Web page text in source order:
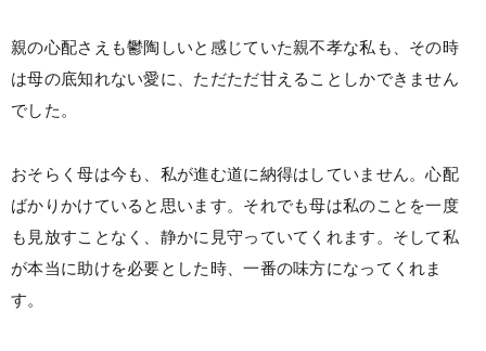
親の心配さえも鬱陶しいと感じていた親不孝な私も、その時
は母の底知れない愛に、ただただ甘えることしかできません
でした。
おそらく母は今も、私が進む道に納得はしていません。心配
ばかりかけていると思います。それでも母は私のことを一度
も見放すことなく、静かに見守っていてくれます。そして私
が本当に助けを必要とした時、一番の味方になってくれま
す。